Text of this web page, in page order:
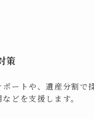
策
ートや、遺産分割で
どを支援します。